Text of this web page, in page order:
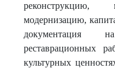
реконструкцию,
модернизацию,
документация
реставрационных
культурных